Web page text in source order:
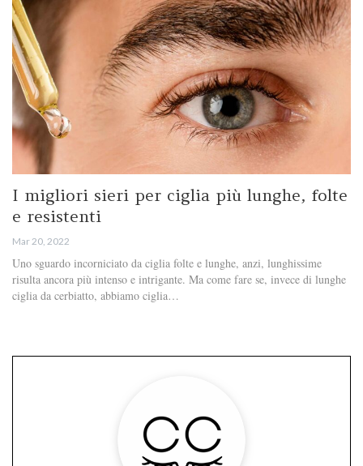
I migliori sieri per ciglia più lunghe, folte
e resistenti
Mar 20, 2022
Uno sguardo incorniciato da ciglia folte e lunghe, anzi, lunghissime
risulta ancora più intenso e intrigante. Ma come fare se, invece di lunghe
ciglia da cerbiatto, abbiamo ciglia…